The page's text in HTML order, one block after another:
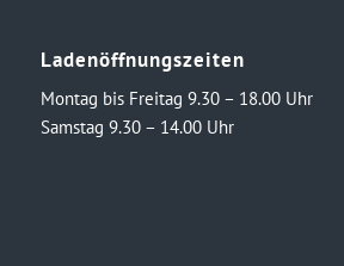
Ladenöffnungszeiten
Montag bis Freitag 9.30 – 18.00 Uhr
Samstag 9.30 – 14.00 Uhr